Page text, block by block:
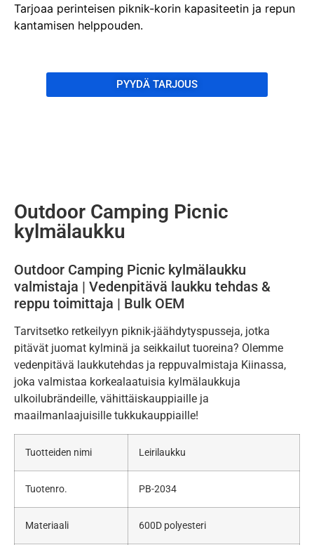
Tarjoaa perinteisen piknik-korin kapasiteetin ja repun
kantamisen helppouden.
PYYDÄ TARJOUS
Outdoor Camping Picnic
kylmälaukku
Outdoor Camping Picnic kylmälaukku
valmistaja | Vedenpitävä laukku tehdas &
reppu toimittaja | Bulk OEM
Tarvitsetko retkeilyyn piknik-jäähdytyspusseja, jotka
pitävät juomat kylminä ja seikkailut tuoreina? Olemme
vedenpitävä laukkutehdas ja reppuvalmistaja Kiinassa,
joka valmistaa korkealaatuisia kylmälaukkuja
ulkoilubrändeille, vähittäiskauppiaille ja
maailmanlaajuisille tukkukauppiaille!
Tuotteiden nimi Leirilaukku
Tuotenro. PB-2034
Materiaali 600D polyesteri